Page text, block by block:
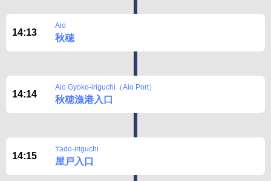
14:13
Aio
秋穂
14:14
Aio Gyoko-iriguchi（Aio Port）
秋穂漁港入口
14:15
Yado-iriguchi
屋戸入口